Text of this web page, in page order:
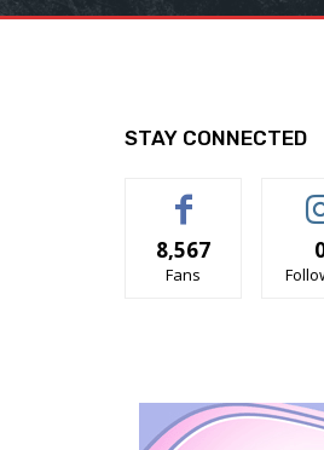
STAY CONNECTED
8,567
Fans